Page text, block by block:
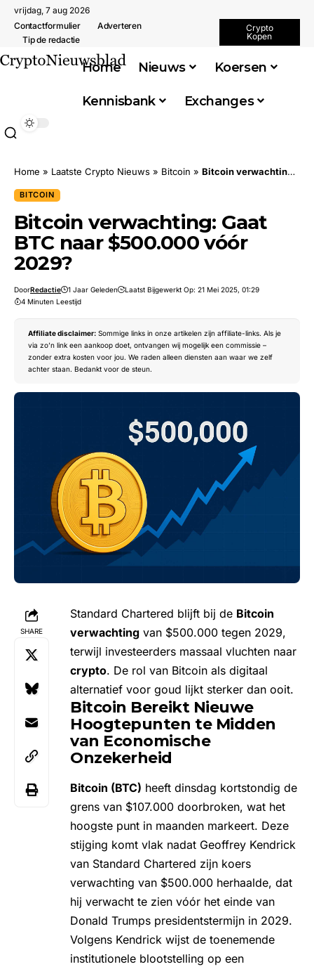
vrijdag, 7 aug 2026
Contactformulier
Adverteren
Tip de redactie
Crypto
Kopen
Home Nieuws Koersen
Kennisbank Exchanges
Home » Laatste Crypto Nieuws » Bitcoin » Bitcoin verwachting: Gaat BTC naar $500.000 vóór 2029?
BITCOIN
Bitcoin verwachting: Gaat
BTC naar $500.000 vóór
2029?
DoorRedactie 1 Jaar Geleden
Laatst Bijgewerkt Op: 21 Mei 2025, 01:29
4 Minuten Leestijd
Affiliate disclaimer: Sommige links in onze artikelen zijn affiliate-links. Als je
via zo’n link een aankoop doet, ontvangen wij mogelijk een commissie –
zonder extra kosten voor jou. We raden alleen diensten aan waar we zelf
achter staan. Bedankt voor de steun.
SHARE
Standard Chartered blijft bij de Bitcoin
verwachting van $500.000 tegen 2029,
terwijl investeerders massaal vluchten naar
crypto. De rol van Bitcoin als digitaal
alternatief voor goud lijkt sterker dan ooit.
Bitcoin Bereikt Nieuwe
Hoogtepunten te Midden
van Economische
Onzekerheid
Bitcoin (BTC) heeft dinsdag kortstondig de
grens van $107.000 doorbroken, wat het
hoogste punt in maanden markeert. Deze
stijging komt vlak nadat Geoffrey Kendrick
van Standard Chartered zijn koers
verwachting van $500.000 herhaalde, dat
hij verwacht te zien vóór het einde van
Donald Trumps presidentstermijn in 2029.
Volgens Kendrick wijst de toenemende
institutionele blootstelling op een